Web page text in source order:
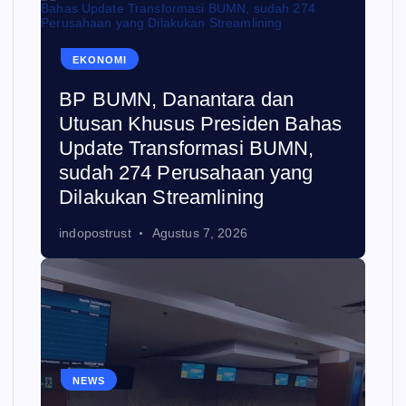
EKONOMI
BP BUMN, Danantara dan
Utusan Khusus Presiden Bahas
Update Transformasi BUMN,
sudah 274 Perusahaan yang
Dilakukan Streamlining
indopostrust Agustus 7, 2026
NEWS